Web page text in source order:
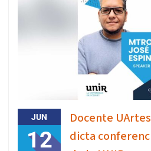
JUN
12
Docente
dicta